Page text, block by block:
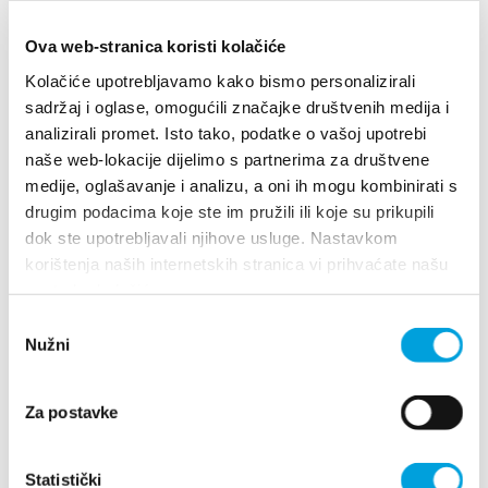
Ova web-stranica koristi kolačiće
Kolačiće upotrebljavamo kako bismo personalizirali
sadržaj i oglase, omogućili značajke društvenih medija i
analizirali promet. Isto tako, podatke o vašoj upotrebi
naše web-lokacije dijelimo s partnerima za društvene
medije, oglašavanje i analizu, a oni ih mogu kombinirati s
drugim podacima koje ste im pružili ili koje su prikupili
dok ste upotrebljavali njihove usluge. Nastavkom
korištenja naših internetskih stranica vi prihvaćate našu
pristanka
Nužni
Za postavke
Statistički
csontot és
kandallót találtak. A leletek 45 000 évesek is
lehetnek, ami azt bizonyítja, hogy ezen a területen a
neandertáli ősember élt és vadászott, amikor a
szárazföld még egészen
Vis szigetig nyújtózott.
Kaštel Štafilićban egy különös kincs van, több mint
1500 éves olajbogyófa, amely Dél-Olaszországból
olajbogyófát (Olea Europea), a hazaiak Mastrinkának